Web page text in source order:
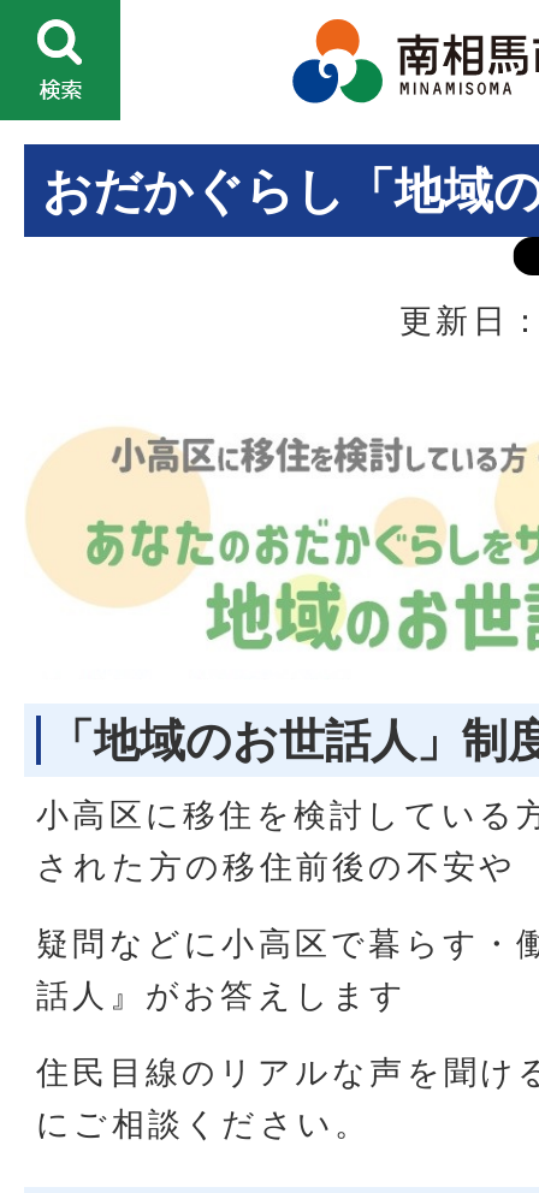
おだかぐらし「地域
更新日
「地域のお世話人」制
小高区に移住を検討している
された方の移住前後の不安や
疑問などに小高区で暮らす・
話人』がお答えします
住民目線のリアルな声を聞け
にご相談ください。